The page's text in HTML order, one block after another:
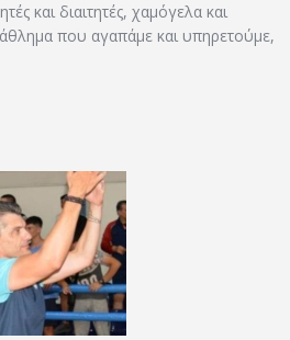
και διαιτητές, χαμόγελα και
άθλημα που αγαπάμε και υπηρετούμε,